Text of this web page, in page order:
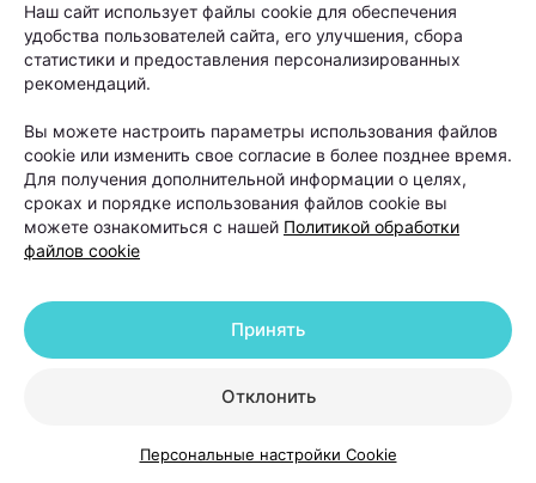
«Светолечение абсолютно безболезненно. Многие
пациенты во время процедуры расслабляются, а
Конечно, мгновенного результата ждать не стоит.
Рост волос — процесс медленный. Однако первые
изменения многие пациенты замечают уже через
несколько недель после начала лечения.
Сначала уменьшается выпадение волос, а затем
появляется так называемый пушок — новые
тонкие волоски, которые постепенно становятся
считается одним из первых сигналов того, что
Наш сайт использует файлы cookie для обеспечения
удобства пользователей сайта, его улучшения, сбора
статистики и предоставления персонализированных
рекомендаций.
Вы можете настроить параметры использования файлов
cookie или изменить свое согласие в более позднее время.
Для получения дополнительной информации о целях,
сроках и порядке использования файлов cookie вы
можете ознакомиться с нашей Политикой обработки
файлов cookie
Отклонить
Принять
Персональные настройки Cookie